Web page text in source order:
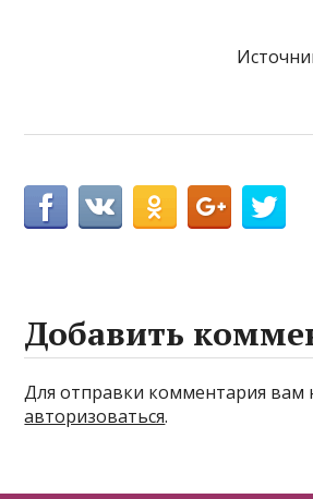
Добавить
Для отправки комментария вам
авторизоваться.